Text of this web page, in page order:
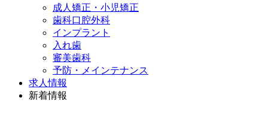
成人矯正・小児矯正
歯科口腔外科
インプラント
入れ歯
審美歯科
予防・メインテナンス
求人情報
新着情報